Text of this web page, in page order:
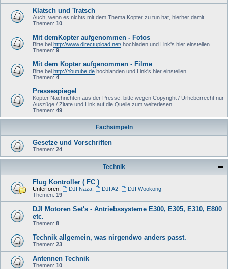
Klatsch und Tratsch
Auch, wenn es nichts mit dem Thema Kopter zu tun hat, hierher damit.
Themen: 10
Mit demKopter aufgenommen - Fotos
Bitte bei http://www.directupload.net/ hochladen und Link's hier einstellen.
Themen: 9
Mit dem Kopter aufgenommen - Filme
Bitte bei http://Youtube.de hochlanden und Link's hier einstellen.
Themen: 4
Pressespiegel
Kopter Nachrichten aus der Presse, bitte wegen Copyright / Urheberrecht nur
Auszüge / Zitate und Link auf die Quelle zum weiterlesen.
Themen: 49
Fachsimpeln
Gesetze und Vorschriften
Themen: 24
Technik
Flug Kontroller ( FC )
Unterforen: DJI Naza, DJI A2,
DJI Wookong
Themen: 19
DJI Motoren Set's - Antriebssysteme E300, E305, E310, E800
etc.
Themen: 8
Technik allgemein, was nirgendwo anders passt.
Themen: 23
Antennen Technik
Themen: 10